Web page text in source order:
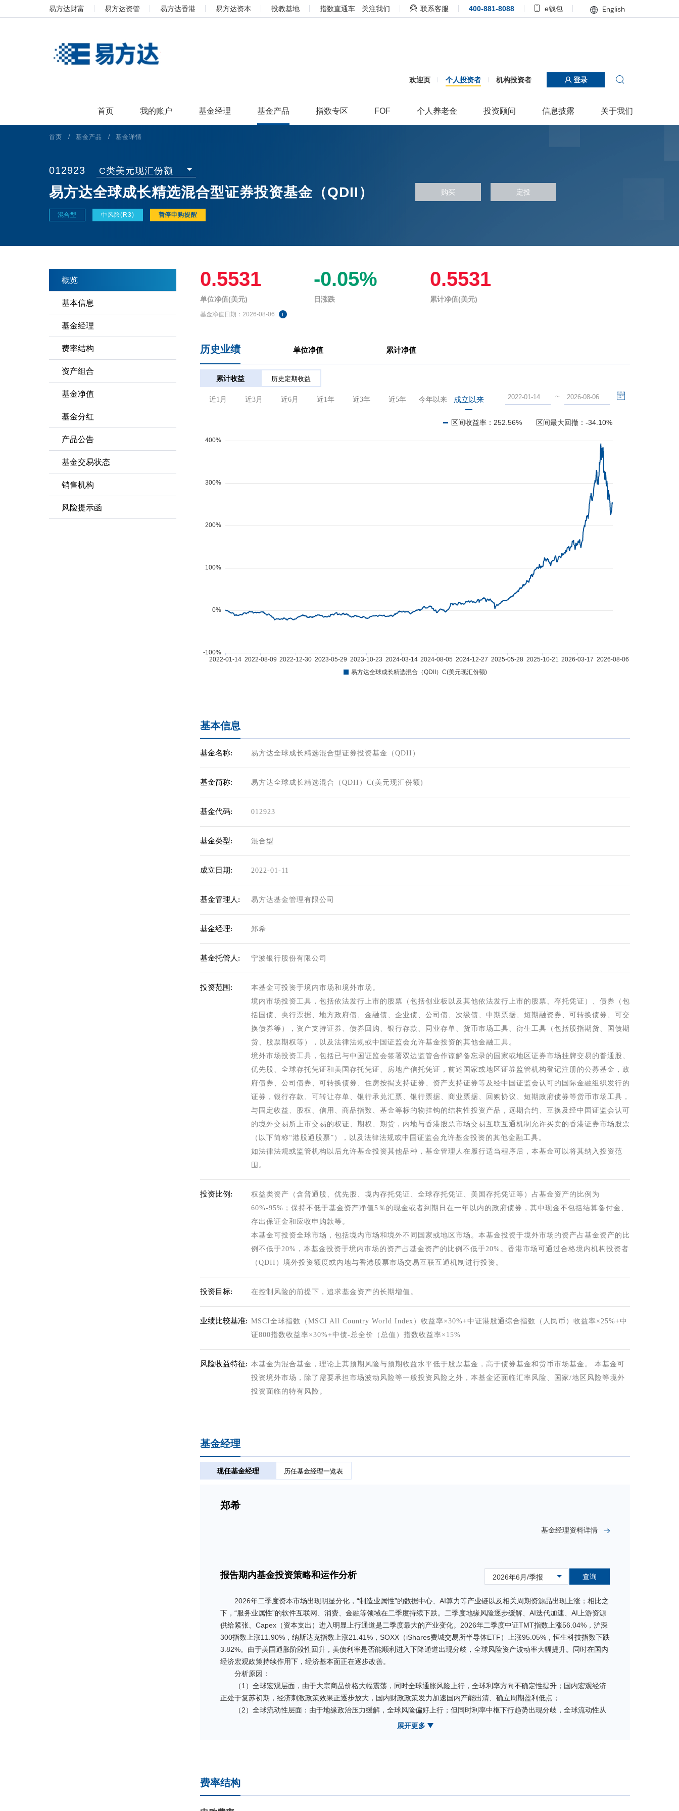
易方达财富 易方达资管 易方达香港 易方达资本 投教基地 指数直通车 关注我们 联系客服 400-881-8088 e钱包 English
欢迎页 个人投资者 机构投资者 登录
首页 我的账户 基金经理 基金产品 指数专区 FOF 个人养老金 投资顾问 信息披露 关于我们
首页 / 基金产品 / 基金详情
012923 C类美元现汇份额
易方达全球成长精选混合型证券投资基金（QDII） 购买 定投
混合型 中风险(R3) 暂停申购提醒
概览
基本信息
基金经理
费率结构
资产组合
基金净值
基金分红
产品公告
基金交易状态
销售机构
风险提示函
0.5531
单位净值(美元)
-0.05%
日涨跌
0.5531
累计净值(美元)
基金净值日期： 2026-08-06 i
历史业绩 单位净值 累计净值
累计收益 历史定期收益
近1月 近3月 近6月 近1年 近3年 近5年 今年以来 成立以来 ~
区间收益率：252.56% 区间最大回撤：-34.10%
基本信息
基金名称: 易方达全球成长精选混合型证券投资基金（QDII）
基金简称: 易方达全球成长精选混合（QDII）C(美元现汇份额)
基金代码: 012923
基金类型: 混合型
成立日期: 2022-01-11
基金管理人: 易方达基金管理有限公司
基金经理: 郑希
基金托管人: 宁波银行股份有限公司
投资范围:
本基金可投资于境内市场和境外市场。
境内市场投资工具，包括依法发行上市的股票（包括创业板以及其他依法发行上市的股票、存托凭证）、债券（包
括国债、央行票据、地方政府债、金融债、企业债、公司债、次级债、中期票据、短期融资券、可转换债券、可交
换债券等），资产支持证券、债券回购、银行存款、同业存单、货币市场工具、衍生工具（包括股指期货、国债期
货、股票期权等），以及法律法规或中国证监会允许基金投资的其他金融工具。
境外市场投资工具，包括已与中国证监会签署双边监管合作谅解备忘录的国家或地区证券市场挂牌交易的普通股、
优先股、全球存托凭证和美国存托凭证、房地产信托凭证，前述国家或地区证券监管机构登记注册的公募基金，政
府债券、公司债券、可转换债券、住房按揭支持证券、资产支持证券等及经中国证监会认可的国际金融组织发行的
证券，银行存款、可转让存单、银行承兑汇票、银行票据、商业票据、回购协议、短期政府债券等货币市场工具，
与固定收益、股权、信用、商品指数、基金等标的物挂钩的结构性投资产品，远期合约、互换及经中国证监会认可
的境外交易所上市交易的权证、期权、期货，内地与香港股票市场交易互联互通机制允许买卖的香港证券市场股票
（以下简称“港股通股票”），以及法律法规或中国证监会允许基金投资的其他金融工具。
如法律法规或监管机构以后允许基金投资其他品种，基金管理人在履行适当程序后，本基金可以将其纳入投资范
围。
投资比例:
权益类资产（含普通股、优先股、境内存托凭证、全球存托凭证、美国存托凭证等）占基金资产的比例为
60%-95%；保持不低于基金资产净值5％的现金或者到期日在一年以内的政府债券，其中现金不包括结算备付金、
存出保证金和应收申购款等。
本基金可投资全球市场，包括境内市场和境外不同国家或地区市场。本基金投资于境外市场的资产占基金资产的比
例不低于20%，本基金投资于境内市场的资产占基金资产的比例不低于20%。香港市场可通过合格境内机构投资者
（QDII）境外投资额度或内地与香港股票市场交易互联互通机制进行投资。
投资目标: 在控制风险的前提下，追求基金资产的长期增值。
业绩比较基准: MSCI全球指数（MSCI All Country World Index）收益率×30%+中证港股通综合指数（人民币）收益率×25%+中
证800指数收益率×30%+中债-总全价（总值）指数收益率×15%
风险收益特征: 本基金为混合基金，理论上其预期风险与预期收益水平低于股票基金，高于债券基金和货币市场基金。 本基金可
投资境外市场，除了需要承担市场波动风险等一般投资风险之外，本基金还面临汇率风险、国家/地区风险等境外
投资面临的特有风险。
基金经理
现任基金经理 历任基金经理一览表
郑希
基金经理资料详情
报告期内基金投资策略和运作分析 2026年6月/季报 查询
2026年二季度资本市场出现明显分化，“制造业属性”的数据中心、AI算力等产业链以及相关周期资源品出现上涨；相比之
下，“服务业属性”的软件互联网、消费、金融等领域在二季度持续下跌。二季度地缘风险逐步缓解、AI迭代加速、AI上游资源
供给紧张、Capex（资本支出）进入明显上行通道是二季度最大的产业变化。2026年二季度中证TMT指数上涨56.04%，沪深
300指数上涨11.90%，纳斯达克指数上涨21.41%，SOXX（iShares费城交易所半导体ETF）上涨95.05%，恒生科技指数下跌
3.82%。由于美国通胀阶段性回升，美债利率是否能顺利进入下降通道出现分歧，全球风险资产波动率大幅提升。同时在国内
经济宏观政策持续作用下，经济基本面正在逐步改善。
分析原因：
（1）全球宏观层面，由于大宗商品价格大幅震荡，同时全球通胀风险上行，全球利率方向不确定性提升；国内宏观经济
正处于复苏初期，经济刺激政策效果正逐步放大，国内财政政策发力加速国内产能出清、确立周期盈利低点；
（2）全球流动性层面：由于地缘政治压力缓解，全球风险偏好上行；但同时利率中枢下行趋势出现分歧，全球流动性从
宽松预期转向中性，相对而言国内资本市场流动性逐步好转更为确定；
B、AI算力产业链：Claude Opus 4.6为代表的AI大模型能力大幅提升，AI从与人的互动工具迭代到执行复杂任务的生产力
工具，全球科技从大模型推理阶段正式进阶到Multi-Agent复杂任务阶段。因此AI Agent在二季度加速商业落地，AI ARR（年
度经常性收入）进入爆发周期，同时AI投资回报率大幅提升，大模型公司盈利拐点大幅提前。应用的闭环直接导致全球AI数据
展开更多
费率结构